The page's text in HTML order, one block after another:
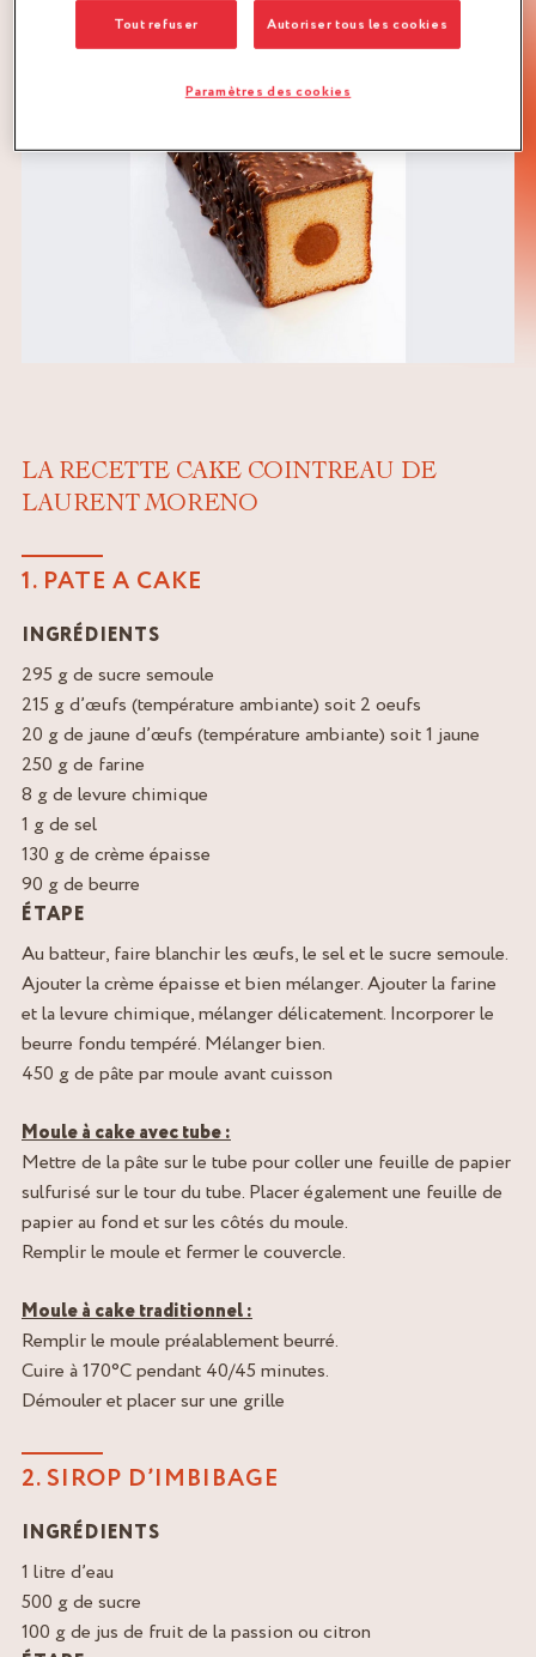
LA RECETTE CAKE COINTREAU DE
LAURENT MORENO
1. PATE A CAKE
INGRÉDIENTS
295 g de sucre semoule
215 g d’œufs (température ambiante) soit 2 oeufs
20 g de jaune d’œufs (température ambiante) soit 1 jaune
250 g de farine
8 g de levure chimique
1 g de sel
130 g de crème épaisse
90 g de beurre
ÉTAPE
Au batteur, faire blanchir les œufs, le sel et le sucre semoule.
Ajouter la crème épaisse et bien mélanger. Ajouter la farine
et la levure chimique, mélanger délicatement. Incorporer le
beurre fondu tempéré. Mélanger bien.
450 g de pâte par moule avant cuisson
Moule à cake avec tube :
Mettre de la pâte sur le tube pour coller une feuille de papier
sulfurisé sur le tour du tube. Placer également une feuille de
papier au fond et sur les côtés du moule.
Remplir le moule et fermer le couvercle.
Moule à cake traditionnel :
Remplir le moule préalablement beurré.
Cuire à 170°C pendant 40/45 minutes.
Démouler et placer sur une grille
2. SIROP D’IMBIBAGE
INGRÉDIENTS
1 litre d’eau
500 g de sucre
100 g de jus de fruit de la passion ou citron
Tout refuser Autoriser tous les cookies
Paramètres des cookies